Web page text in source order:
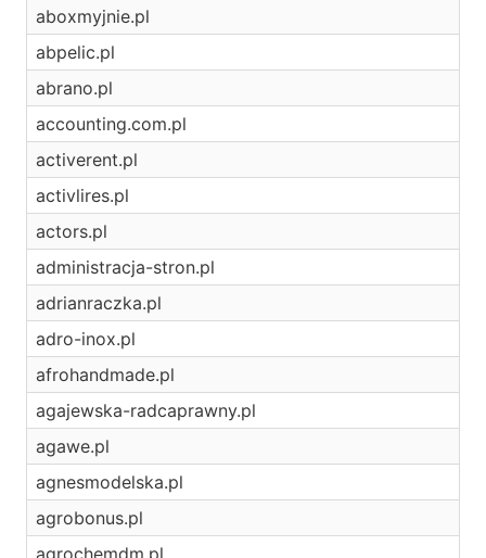
aboxmyjnie.pl
abpelic.pl
abrano.pl
accounting.com.pl
activerent.pl
activlires.pl
actors.pl
administracja-stron.pl
adrianraczka.pl
adro-inox.pl
afrohandmade.pl
agajewska-radcaprawny.pl
agawe.pl
agnesmodelska.pl
agrobonus.pl
agrochemdm.pl